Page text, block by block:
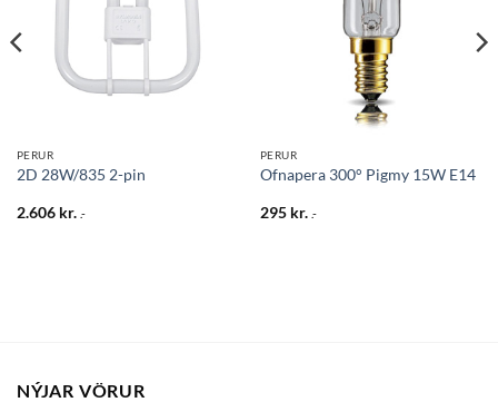
PERUR
2D 28W/835 2-pin
2.606 kr. .-
PERUR
Ofnapera 300° Pigmy 15W E14
295 kr. .-
NÝJAR VÖRUR